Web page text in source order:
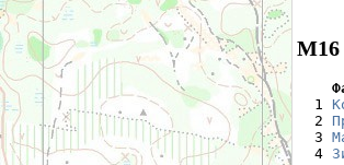
М16
1
  2
  3
  4